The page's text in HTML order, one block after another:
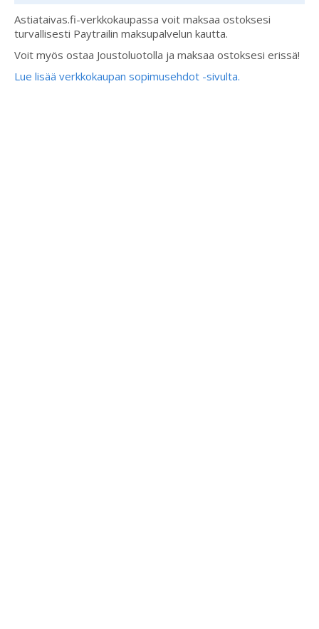
Astiataivas.fi-verkkokaupassa voit maksaa ostoksesi
turvallisesti Paytrailin maksupalvelun kautta.
Voit myös ostaa Joustoluotolla ja maksaa ostoksesi erissä!
Lue lisää verkkokaupan sopimusehdot -sivulta.